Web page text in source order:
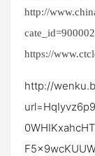
http://
cate_id=900002
https://
http://